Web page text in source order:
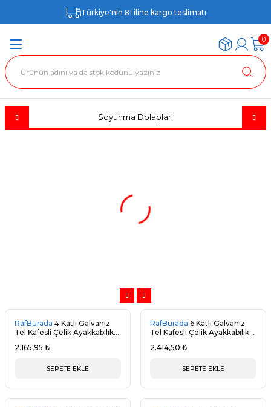
Türkiye'nin 81 iline kargo teslimatı
0
Soyunma Dolapları
RafBurada
Tel Kafesli Çelik Ayakkabılık
2.165,95 ₺
SEPETE EKLE
RafBurada
Tel Kafesli Çelik Ayakkabılık
2.414,50 ₺
SEPETE EKLE